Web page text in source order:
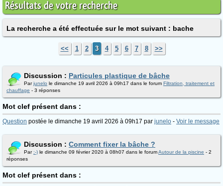
Résultats de votre recherche
La recherche a été effectuée sur le mot suivant : bache
<< 1 2 3 4 5 6 7 8 >>
Discussion : Particules plastique de bâche
Parjunelo le dimanche 19 avril 2026 à 09h17 dans le forum Filtration, traitement et
chauffage - 3 réponses
Mot clef présent dans :
Question postée le dimanche 19 avril 2026 à 09h17 par junelo - Voir le message
Discussion : Comment fixer la bâche ?
Par :-) le dimanche 09 février 2020 à 08h07 dans le forumAutour de la piscine - 2
réponses
Mot clef présent dans :